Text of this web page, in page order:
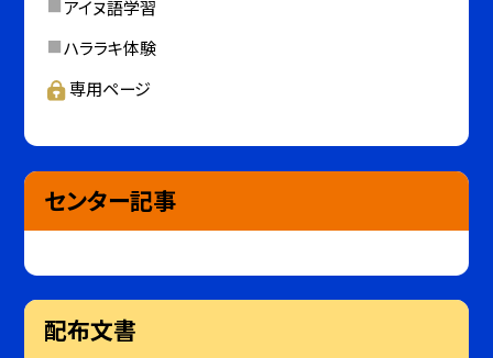
アイヌ語学習
ハララキ体験
専用ページ
センター記事
配布文書